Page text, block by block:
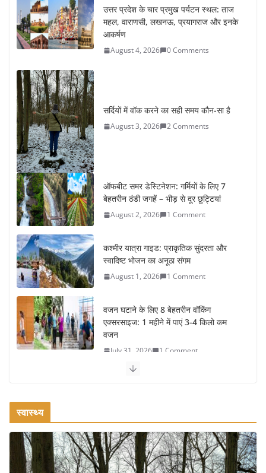
महल, वाराणसी, लखनऊ, प्रयागराज और इनके
आकर्षण
August 4, 2026
August 3, 2026 2 Comments
बेहतरीन ठंडी जगहें – भीड़ से दूर छुट्टियां
August 2, 2026 1 Comment
स्वादिष्ट भोजन का अनूठा संगम
August 1, 2026 1 Comment
एक्सरसाइज: 1 महीने में पाएं 3-4 किलो कम
वजन
July 31, 2026
रामेश्वरम यात्रा गाइड: पवित्र तीर्थ स्थल, दर्शन
खाने के शौकीनों के लिए कश्मीर के 5 बेहतरीन स्वादिष्ट व्यंजन
August 6, 2026 1 Comment
स्वास्थ्य